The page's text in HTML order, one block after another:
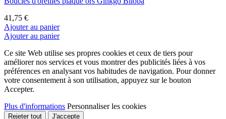
41,75 €
Ajouter au panier
Ajouter au panier
Ce site Web utilise ses propres cookies et ceux de tiers pour
améliorer nos services et vous montrer des publicités liées à vos
préférences en analysant vos habitudes de navigation. Pour donner
votre consentement à son utilisation, appuyez sur le bouton
Accepter.
Plus d'informations Personnaliser les cookies
Rejeter tout J'accepte